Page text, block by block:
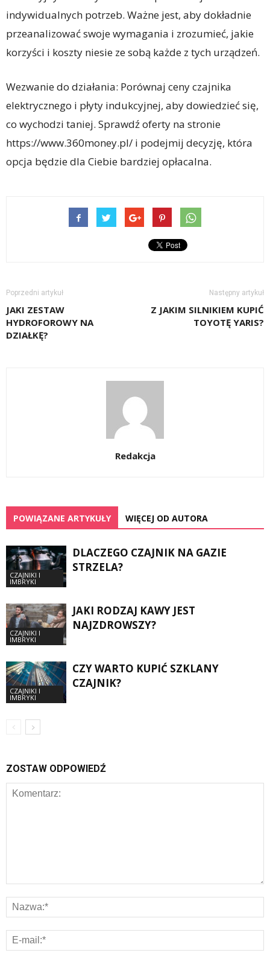
indywidualnych potrzeb. Ważne jest, aby dokładnie
przeanalizować swoje wymagania i zrozumieć, jakie
korzyści i koszty niesie ze sobą każde z tych urządzeń.
Wezwanie do działania: Porównaj ceny czajnika
elektrycznego i płyty indukcyjnej, aby dowiedzieć się,
co wychodzi taniej. Sprawdź oferty na stronie
https://www.360money.pl/ i podejmij decyzję, która
opcja będzie dla Ciebie bardziej opłacalna.
Poprzedni artykuł
JAKI ZESTAW
HYDROFOROWY NA
DZIAŁKĘ?
Następny artykuł
Z JAKIM SILNIKIEM KUPIĆ
TOYOTĘ YARIS?
Redakcja
POWIĄZANE ARTYKUŁY WIĘCEJ OD AUTORA
CZAJNIKI I
IMBRYKI
DLACZEGO CZAJNIK NA GAZIE
STRZELA?
CZAJNIKI I
IMBRYKI
JAKI RODZAJ KAWY JEST
NAJZDROWSZY?
CZAJNIKI I
IMBRYKI
CZY WARTO KUPIĆ SZKLANY
CZAJNIK?
ZOSTAW ODPOWIEDŹ